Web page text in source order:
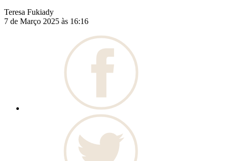
Teresa Fukiady
7 de Março 2025 às 16:16